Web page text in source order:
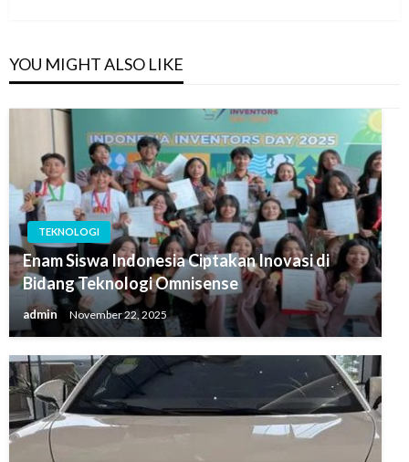
YOU MIGHT ALSO LIKE
TEKNOLOGI
Enam Siswa Indonesia Ciptakan Inovasi di
Bidang Teknologi Omnisense
admin November 22, 2025